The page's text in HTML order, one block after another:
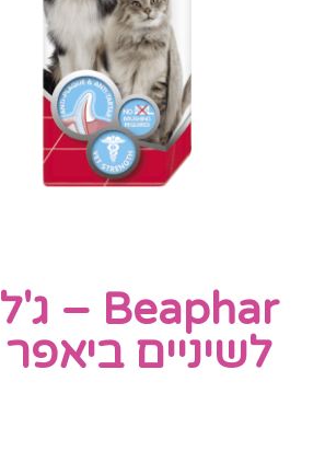
Beaphar – ג'ל
לשיניים ביאפר